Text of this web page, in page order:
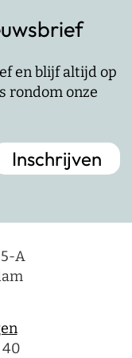
en blijf altijd op
rondom onze
A
40